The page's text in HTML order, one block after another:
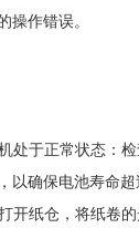
操作错误。
于正常状态：检
以确保电池寿命
开纸仓，将纸卷的